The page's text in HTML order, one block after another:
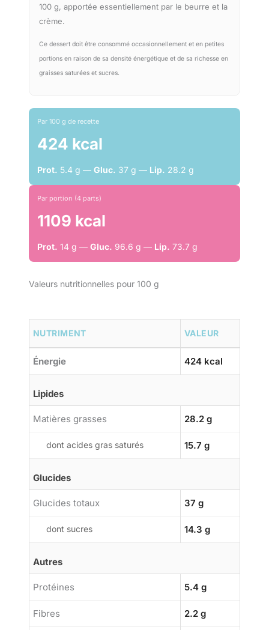
100 g, apportée essentiellement par le beurre et la
crème.
Ce dessert doit être consommé occasionnellement et en petites
portions en raison de sa densité énergétique et de sa richesse en
graisses saturées et sucres.
Par 100 g de recette
424 kcal
Prot. 5.4 g — Gluc. 37 g — Lip. 28.2 g
Par portion (4 parts)
1109 kcal
Prot. 14 g — Gluc. 96.6 g — Lip. 73.7 g
Valeurs nutritionnelles pour 100 g
NUTRIMENT VALEUR
Énergie 424 kcal
Lipides
Matières grasses 28.2 g
dont acides gras saturés 15.7 g
Glucides
Glucides totaux 37 g
dont sucres 14.3 g
Autres
Protéines 5.4 g
Fibres 2.2 g